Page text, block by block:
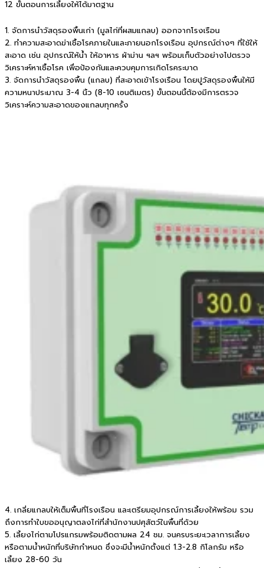
12 ขั้นตอนการเลี้ยงให้ได้มาตฐาน
1. จัดการนำวัสดุรองพื้นเก่า (มูลไก่ที่ผสมแกลบ) ออกจากโรงเรือน
2. ทำความสะอาดฆ่าเชื้อโรคภายในและภายนอกโรงเรือน อุปกรณ์ต่างๆ ที่ใช้ให้
สะอาด เช่น อุปกรณ์ให้น้ำ ให้อาหาร ผ้าม่าน ฯลฯ พร้อมเก็บตัวอย่างไปตรวจ
วิเคราะห์หาเชื้อโรค เพื่อป้องกันและควบคุมการเกิดโรคระบาด
3. จัดการนำวัสดุรองพื้น (แกลบ) ที่สะอาดเข้าโรงเรือน โดยปูวัสดุรองพื้นให้มี
ความหนาประมาณ 3-4 นิ้ว (8-10 เซนติเมตร) ขั้นตอนนี้ต้องมีการตรวจ
วิเคราะห์ความสะอาดของแกลบทุกครั้ง
4. เกลี่ยแกลบให้เต็มพื้นที่โรงเรือน และเตรียมอุปกรณ์การเลี้ยงให้พร้อม รวม
ถึงการทำใบขออนุญาตลงไก่ที่สำนักงานปศุสัตว์ในพื้นที่ด้วย
5. เลี้ยงไก่ตามโปรแกรมพร้อมติดตามผล 24 ชม. จนครบระยะเวลาการเลี้ยง
หรือตามน้ำหนักที่บริษัทกำหนด ซึ่งจะมีน้ำหนักตั้งแต่ 1.3-2.8 กิโลกรัม หรือ
เลี้ยง 28-60 วัน